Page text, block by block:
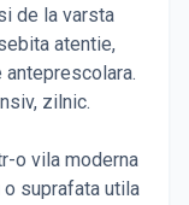
de la varsta
atentie,
zilnic.
o vila moderna
suprafata utila